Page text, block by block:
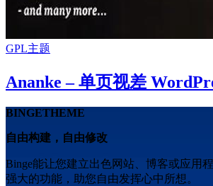
GPL主题
Ananke – 单页视差
BINGETHEME
自由构建，自由修改
Binge能让您建立出色网站、博客或应用
强大的功能，助您自由发挥心中所想。